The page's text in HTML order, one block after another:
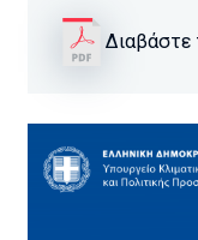
Διαβάστε